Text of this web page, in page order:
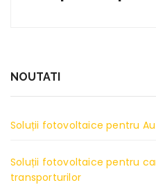
NOUTATI
Soluții fotovoltaice pentru
Soluții fotovoltaice pentru
transporturilor